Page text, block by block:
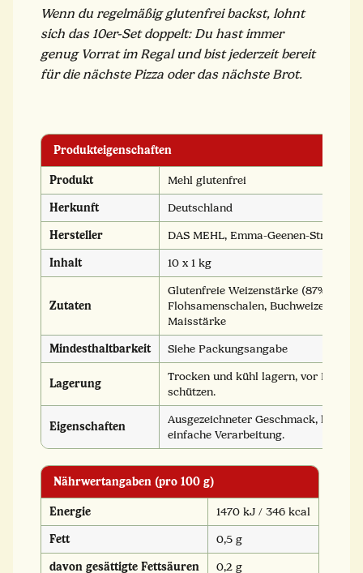
Wenn du regelmäßig glutenfrei backst, lohnt
sich das 10er-Set doppelt: Du hast immer
genug Vorrat im Regal und bist jederzeit bereit
für die nächste Pizza oder das nächste Brot.
Produkteigenschaften
Produkt
Mehl glutenfrei
Herkunft
Deutschland
Hersteller
DAS MEHL, Emma-Geenen-Str. 15,
Inhalt
10 x 1 kg
Zutaten
Glutenfreie Weizenstärke (87%),
Flohsamenschalen, Buchweizenmehl,
Maisstärke
Mindesthaltbarkeit
Siehe Packungsangabe
Lagerung
Trocken und kühl lagern, vor Licht
schützen.
Eigenschaften
Ausgezeichneter Geschmack, lockere
einfache Verarbeitung.
Nährwertangaben (pro 100 g)
Energie
1470 kJ / 346 kcal
Fett
0,5 g
davon gesättigte Fettsäuren
0,2 g